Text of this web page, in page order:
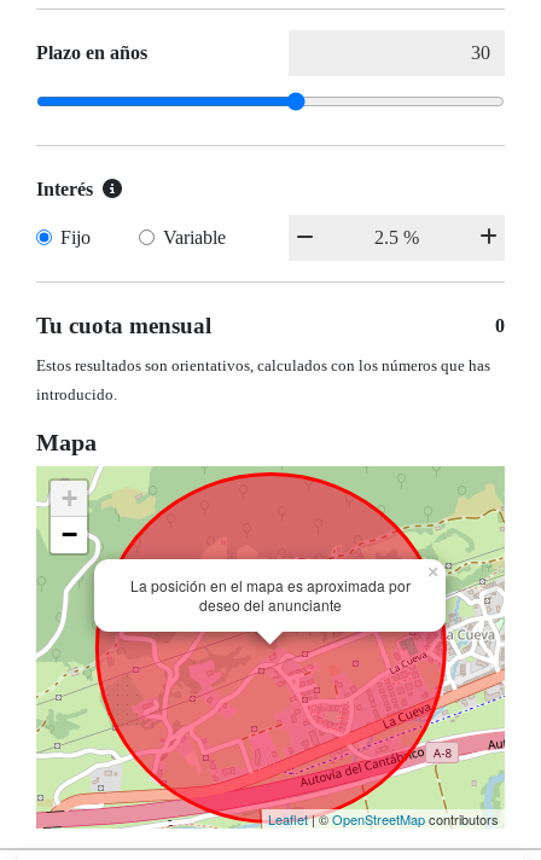
Plazo en años
Interés
Fijo Variable
Tu cuota mensual 0
Estos resultados son orientativos, calculados con los números que has
introducido.
Mapa
La posición en el mapa es aproximada por
deseo del anunciante
×
+
−
Leaflet| ©OpenStreetMapcontributors